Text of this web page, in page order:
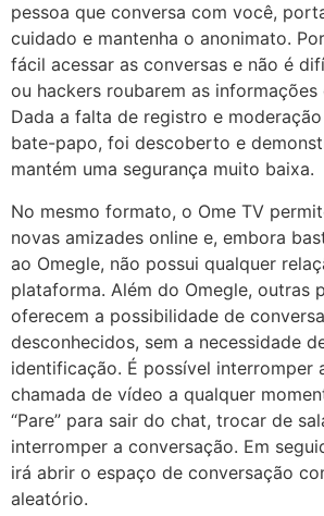
pessoa que conversa com você,
cuidado e mantenha o anonimato.
fácil acessar as conversas e não é
ou hackers roubarem as informações
Dada a falta de registro e
bate-papo, foi descoberto e
mantém uma segurança muito baixa.
No mesmo formato, o Ome TV
novas amizades online e, embora
ao Omegle, não possui qualquer
plataforma. Além do Omegle, outras
oferecem a possibilidade de
desconhecidos, sem a necessidade
identificação. É possível interromper
chamada de vídeo a qualquer
“Pare” para sair do chat, trocar de
interromper a conversação. Em
irá abrir o espaço de conversação
aleatório.